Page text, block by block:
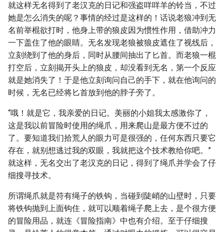
就这样无名得到了老汉克的日记和强盗咩咩羊的铃当，不过
她是怎么消失的呢？事情的经过是这样的！话说老狼冲到无
名前举棍欲打时，他身上带的狼皮因为惯性作用，借助冲力
一下盖住了他的眼睛。无名发现老狼被狼皮遮住了视线后，
立刻绕到了他的身后，同时从腰间抽出了匕首。而老狼一棍
打空后，立刻揭开头上的狼皮，却没看到无名，第一个反应
就是她消失了！于是他立刻询问自己的手下，就在他询问的
时候，无名已经将匕首放到他的脖子旁了。
“哦！就是它，我亲爱的日记。美丽的小姐我太感激你了，
这是我以前冒险时使用的绳爪，用来爬山是最方便不过的
了。要知道我们拾荒人的眼力可是很强的，任何东西只要它
存在，就别想逃过我的双眼，我就把这个技术教给你吧。”
就这样，无名交出了老汉克的日记，得到了绳爪并学会了仔
细搜寻技术。
所谓绳爪就是符有绳子的铁钩，当碰到陡峭的山壁时，只要
将铁钩抛到上面钩住，就可以顺着绳子爬上去，是个很方便
的冒险用品，就连《冒险指南》中也有介绍。至于仔细搜